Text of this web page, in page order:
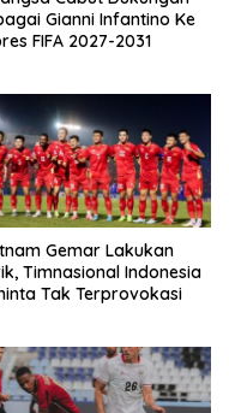
Gianni Infantino Ke
FIFA 2027-2031
Gemar Lakukan
Timnasional Indonesia
Tak Terprovokasi